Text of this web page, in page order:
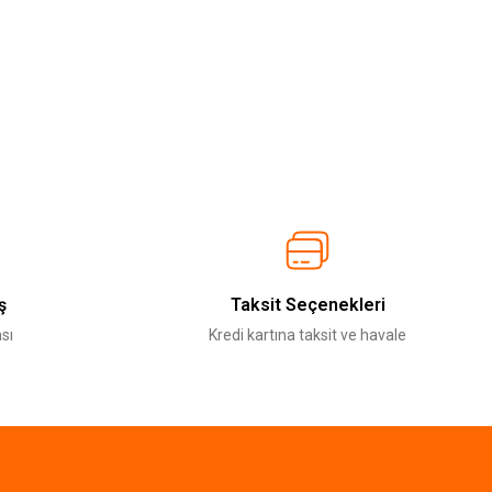
Taksit Seçenekleri
Kredi kartına taksit ve havale